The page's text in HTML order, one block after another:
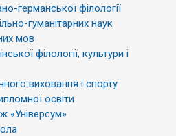
германської філології
гуманітарних наук
мов
філології, культури і
виховання і спорту
освіти
«Універсум»